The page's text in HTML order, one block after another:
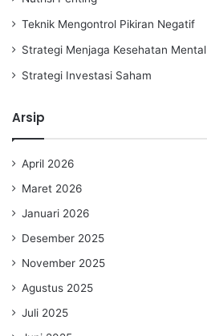
Teknik Mengontrol Pikiran Negatif
Strategi Menjaga Kesehatan Mental
Strategi Investasi Saham
Arsip
April 2026
Maret 2026
Januari 2026
Desember 2025
November 2025
Agustus 2025
Juli 2025